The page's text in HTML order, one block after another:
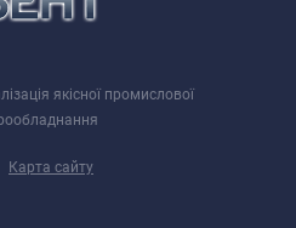
хв. Після зупинки його
і таймера "ТН" (якщо
то вентилятор автоматично
якісної промислової
Карта сайту